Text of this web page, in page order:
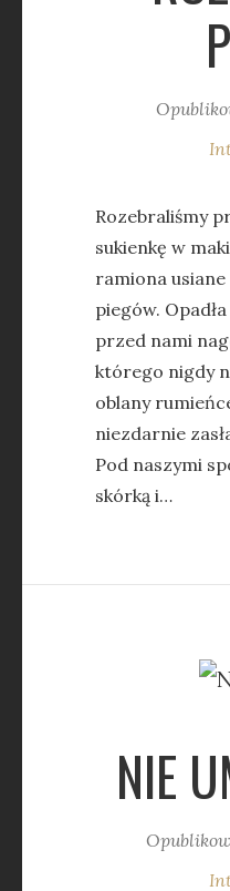
Rozebraliśmy
sukienkę w
ramiona
piegów.
przed nami
którego nigdy
oblany
niezdarnie
Pod naszymi
skórką i…
NIE